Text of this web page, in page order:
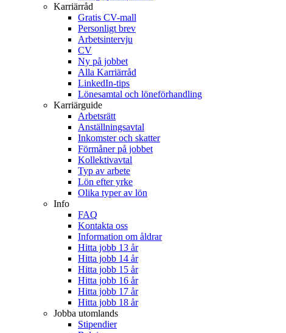
Karriärråd
Gratis CV-mall
Personligt brev
Arbetsintervju
CV
Ny på jobbet
Alla Karriärråd
LinkedIn-tips
Lönesamtal och löneförhandling
Karriärguide
Arbetsrätt
Anställningsavtal
Inkomster och skatter
Förmåner på jobbet
Kollektivavtal
Typ av arbete
Lön efter yrke
Olika typer av lön
Info
FAQ
Kontakta oss
Information om åldrar
Hitta jobb 13 år
Hitta jobb 14 år
Hitta jobb 15 år
Hitta jobb 16 år
Hitta jobb 17 år
Hitta jobb 18 år
Jobba utomlands
Stipendier